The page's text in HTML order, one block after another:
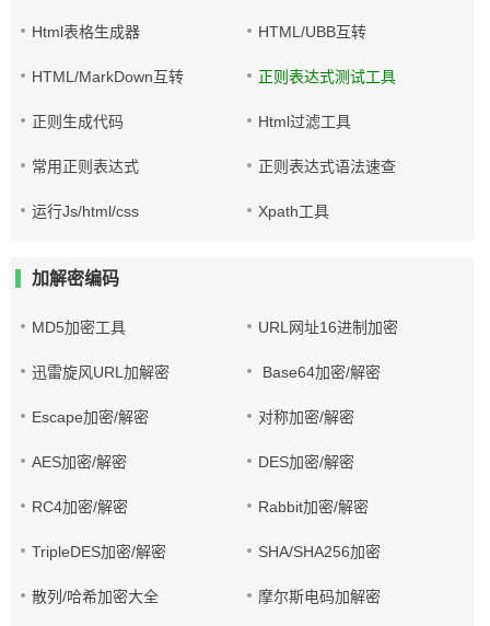
Html表格生成器 HTML/UBB互转
HTML/MarkDown互转 正则表达式测试工具
正则生成代码 Html过滤工具
常用正则表达式 正则表达式语法速查
运行Js/html/css Xpath工具
加解密编码
MD5加密工具 URL网址16进制加密
迅雷旋风URL加解密 Base64加密/解密
Escape加密/解密 对称加密/解密
AES加密/解密 DES加密/解密
RC4加密/解密 Rabbit加密/解密
TripleDES加密/解密 SHA/SHA256加密
散列/哈希加密大全 摩尔斯电码加解密